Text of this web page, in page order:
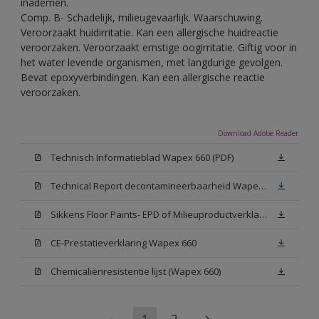
Comp. B- Schadelijk, milieugevaarlijk. Waarschuwing.
Veroorzaakt huidirritatie. Kan een allergische huidreactie
veroorzaken. Veroorzaakt ernstige oogirritatie. Giftig voor in
het water levende organismen, met langdurige gevolgen.
Bevat epoxyverbindingen. Kan een allergische reactie
veroorzaken.
Download Adobe Reader
Technisch Informatieblad Wapex 660 (PDF)
Technical Report decontamineerbaarheid Wapex 660
Sikkens Floor Paints- EPD of Milieuproductverklaring
CE-Prestatieverklaring Wapex 660
Chemicaliënresistentie lijst (Wapex 660)